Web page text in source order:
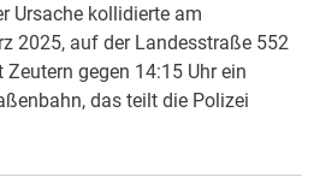
Ursache kollidierte am
2025, auf der Landesstraße 552
gegen 14:15 Uhr ein
das teilt die Polizei